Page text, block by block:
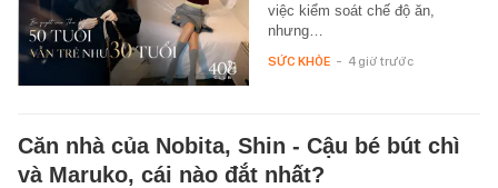
việc kiểm soát chế độ ăn,
nhưng…
SỨC KHỎE - 4 giờ trước
Căn nhà của Nobita, Shin - Cậu bé bút chì
và Maruko, cái nào đắt nhất?